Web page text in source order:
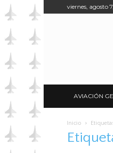
viernes, agosto
AVIACIÓN
Inicio